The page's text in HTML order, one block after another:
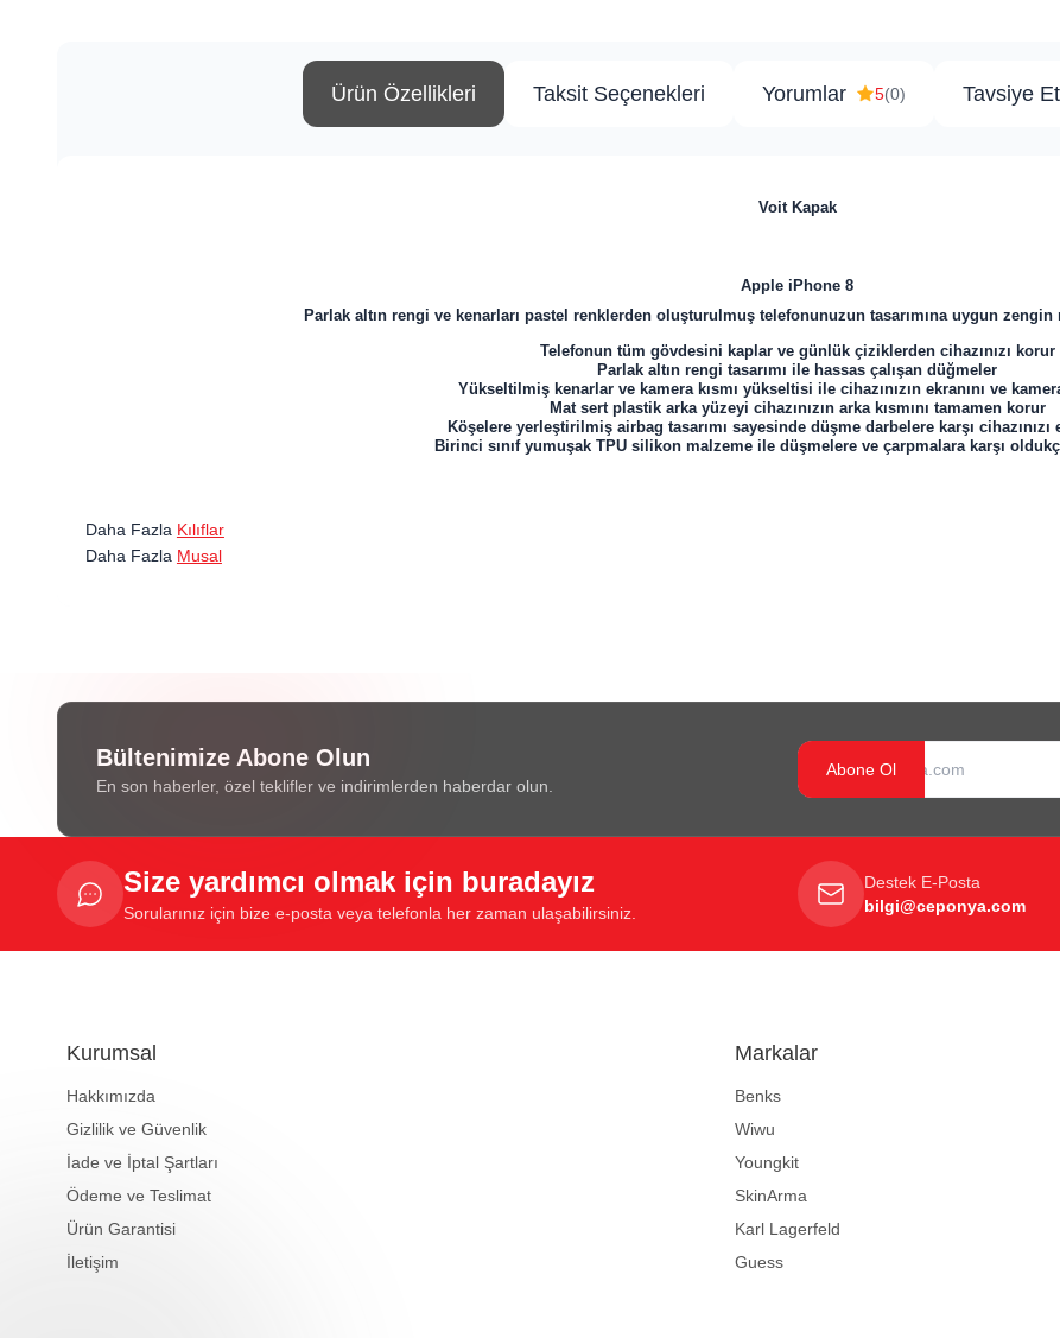
Ürün Özellikleri Taksit Seçenekleri Yorumlar 5(0) Tavsiye Et
Voit Kapak
Apple iPhone 8
Parlak altın rengi ve kenarları pastel renklerden oluşturulmuş telefonunuzun tasarımına uygun
Telefonun tüm gövdesini kaplar ve günlük çiziklerden cihazınızı korur
Parlak altın rengi tasarımı ile hassas çalışan düğmeler
Yükseltilmiş kenarlar ve kamera kısmı yükseltisi ile cihazınızın ekranını ve
Mat sert plastik arka yüzeyi cihazınızın arka kısmını tamamen korur
Köşelere yerleştirilmiş airbag tasarımı sayesinde düşme darbelere karşı cihazınızı
Birinci sınıf yumuşak TPU silikon malzeme ile düşmelere ve çarpmalara karşı
Daha Fazla Kılıflar
Daha Fazla Musal
Bültenimize Abone Olun
En son haberler, özel teklifler ve indirimlerden haberdar olun.
Abone Ol
Size yardımcı olmak için buradayız
Sorularınız için bize e-posta veya telefonla her zaman ulaşabilirsiniz.
Destek E-Posta
bilgi@ceponya.com
Kurumsal
Hakkımızda
Gizlilik ve Güvenlik
İade ve İptal Şartları
Ödeme ve Teslimat
Ürün Garantisi
İletişim
Markalar
Benks
Wiwu
Youngkit
SkinArma
Karl Lagerfeld
Guess